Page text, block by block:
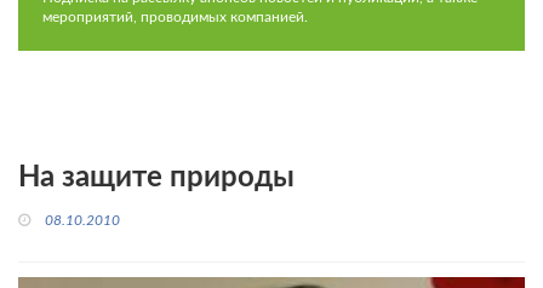
мероприятий, проводимых компанией.
На защите природы
08.10.2010